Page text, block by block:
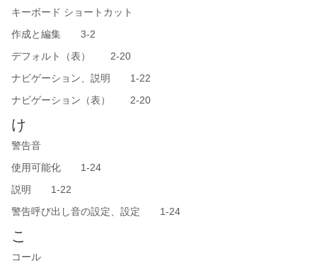
キーボード ショートカット
作成と編集 3-2
デフォルト（表） 2-20
ナビゲーション、説明 1-22
ナビゲーション（表） 2-20
け
警告音
使用可能化 1-24
説明 1-22
警告呼び出し音の設定、設定 1-24
こ
コール